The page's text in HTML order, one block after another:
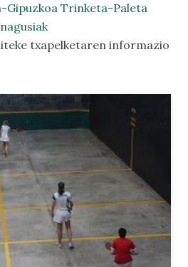
Gipuzkoa Trinketa-Paleta
txapelketaren informazio